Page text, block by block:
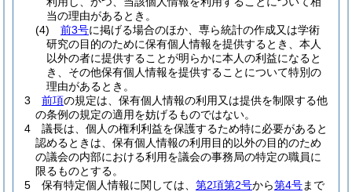
当の理由があるとき。
(4)
前3号に掲げる場合のほか、専ら統計の作成又は学術
研究の目的のために保有個人情報を提供するとき、本人
以外の者に提供することが明らかに本人の利益になると
き、その他保有個人情報を提供することについて特別の
理由があるとき。
3
前項の規定は、保有個人情報の利用又は提供を制限する他
の条例の規定の適用を妨げるものではない。
4
議長は、個人の権利利益を保護するため特に必要があると
認めるときは、保有個人情報の利用目的以外の目的のため
の議会の内部における利用を議会の事務局の特定の職員に
限るものとする。
5
保有特定個人情報に関しては、 第2項第2号から第4号まで